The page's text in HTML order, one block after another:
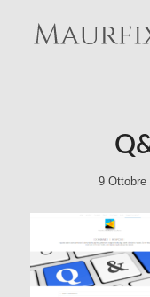
9 Ottobre